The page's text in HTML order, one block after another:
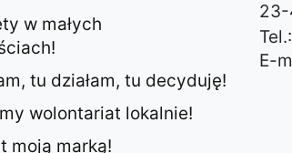
w małych
tu działam, tu decyduję!
wolontariat lokalnie!
moją marką!
23-
Tel.:
E-